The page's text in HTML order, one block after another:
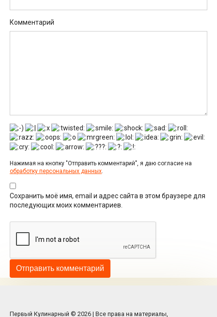
Комментарий
Нажимая на кнопку "Отправить комментарий", я даю согласие на
обработку персональных данных.
Сохранить моё имя, email и адрес сайта в этом браузере для
последующих моих комментариев.
Первый Кулинарный © 2026 | Все права на материалы,